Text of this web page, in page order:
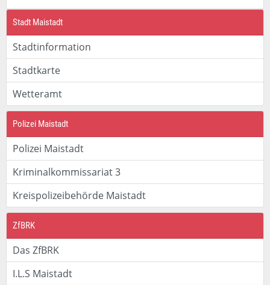
Stadt Maistadt
Stadtinformation
Stadtkarte
Wetteramt
Polizei Maistadt
Polizei Maistadt
Kriminalkommissariat 3
Kreispolizeibehörde Maistadt
ZfBRK
Das ZfBRK
I.L.S Maistadt